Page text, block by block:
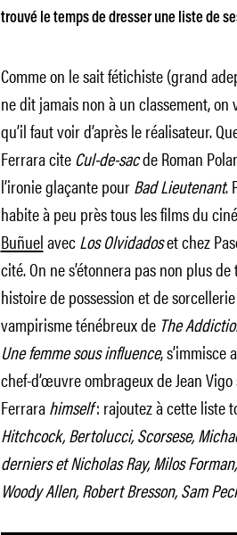
trouvé le temps de dresser une liste de
Comme on le sait fétichiste (grand
ne dit jamais non à un classement,
qu’il faut voir d’après le réalisateur.
Ferrara cite Cul-de-sacde Roman
l’ironie glaçante pourBad Lieutenant.
habite à peu près tous les films du
BuñuelavecLos Olvidadoset chez
cité. On ne s’étonnera pas non plus
histoire de possession et de
vampirisme ténébreux de The
Une femme sous influence, s’immisce
chef-d’œuvre ombrageux de Jean Vigo
Ferrarahimself: rajoutez à cette liste
Hitchcock, Bertolucci, Scorsese,
derniers et Nicholas Ray, Milos
Woody Allen, Robert Bresson, Sam